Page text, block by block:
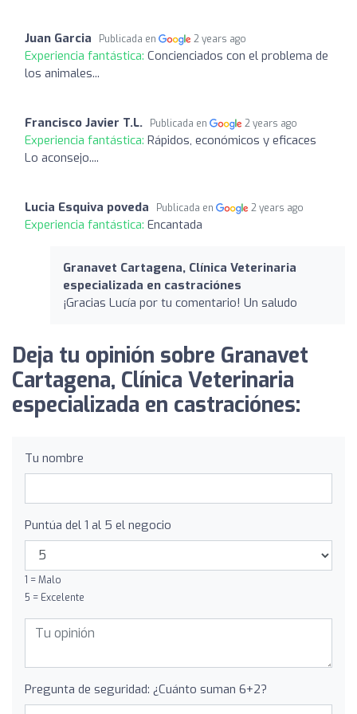
Juan Garcia Publicada en 2 years ago
Experiencia fantástica: Concienciados con el problema de
los animales...
Francisco Javier T.L. Publicada en 2 years ago
Experiencia fantástica: Rápidos, económicos y eficaces
Lo aconsejo....
Lucia Esquiva poveda Publicada en 2 years ago
Experiencia fantástica: Encantada
Granavet Cartagena, Clínica Veterinaria
especializada en castraciónes
¡Gracias Lucía por tu comentario! Un saludo
Deja tu opinión sobre Granavet
Cartagena, Clínica Veterinaria
especializada en castraciónes:
Tu nombre
Puntúa del 1 al 5 el negocio
1 = Malo
5 = Excelente
Pregunta de seguridad: ¿Cuánto suman 6+2?